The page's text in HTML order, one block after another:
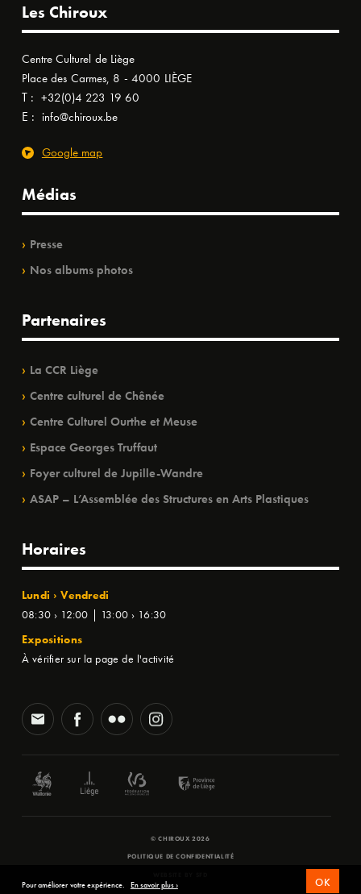
Les Chiroux
Centre Culturel de Liège
Place des Carmes, 8 - 4000 LIÈGE
T : +32(0)4 223 19 60
E : info@chiroux.be
Google map
Médias
Presse
Nos albums photos
Partenaires
La CCR Liège
Centre culturel de Chênée
Centre Culturel Ourthe et Meuse
Espace Georges Truffaut
Foyer culturel de Jupille-Wandre
ASAP – L’Assemblée des Structures en Arts Plastiques
Horaires
Lundi › Vendredi
08:30 › 12:00 | 13:00 › 16:30
Expositions
À vérifier sur la page de l'activité
© CHIROUX 2026
POLITIQUE DE CONFIDENTIALITÉ
Pour améliorer votre expérience. En savoir plus › OK